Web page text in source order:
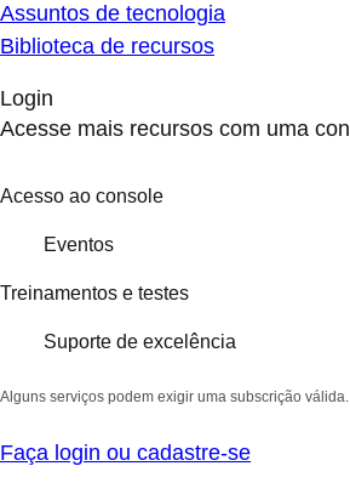
Assuntos de tecnologia
Biblioteca de recursos
Login
Acesse mais recursos com uma
Acesso ao console
Eventos
Treinamentos e testes
Suporte de excelência
Alguns serviços podem exigir uma subscrição válida.
Faça login ou cadastre-se